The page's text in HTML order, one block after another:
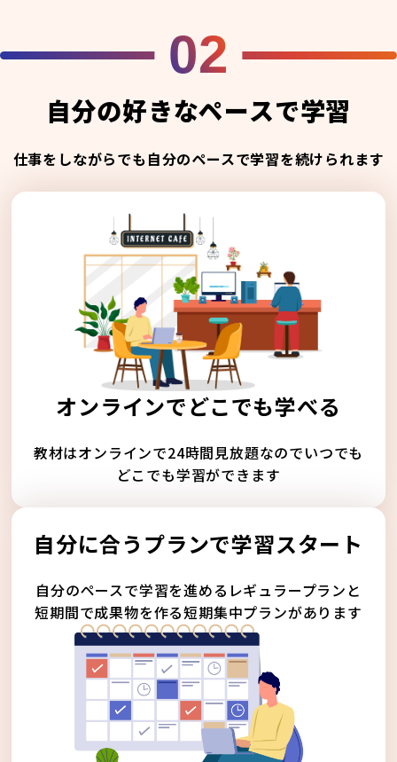
02
自分の好きなペースで学習
仕事をしながらでも自分のペースで学習を続けられます
オンラインでどこでも学べる
教材はオンラインで24時間見放題なのでいつでも
どこでも学習ができます
自分に合うプランで学習スタート
自分のペースで学習を進めるレギュラープランと
短期間で成果物を作る短期集中プランがあります